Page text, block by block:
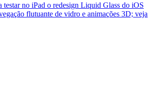
testar no iPad o redesign Liquid Glass do iOS
flutuante de vidro e animações 3D; veja